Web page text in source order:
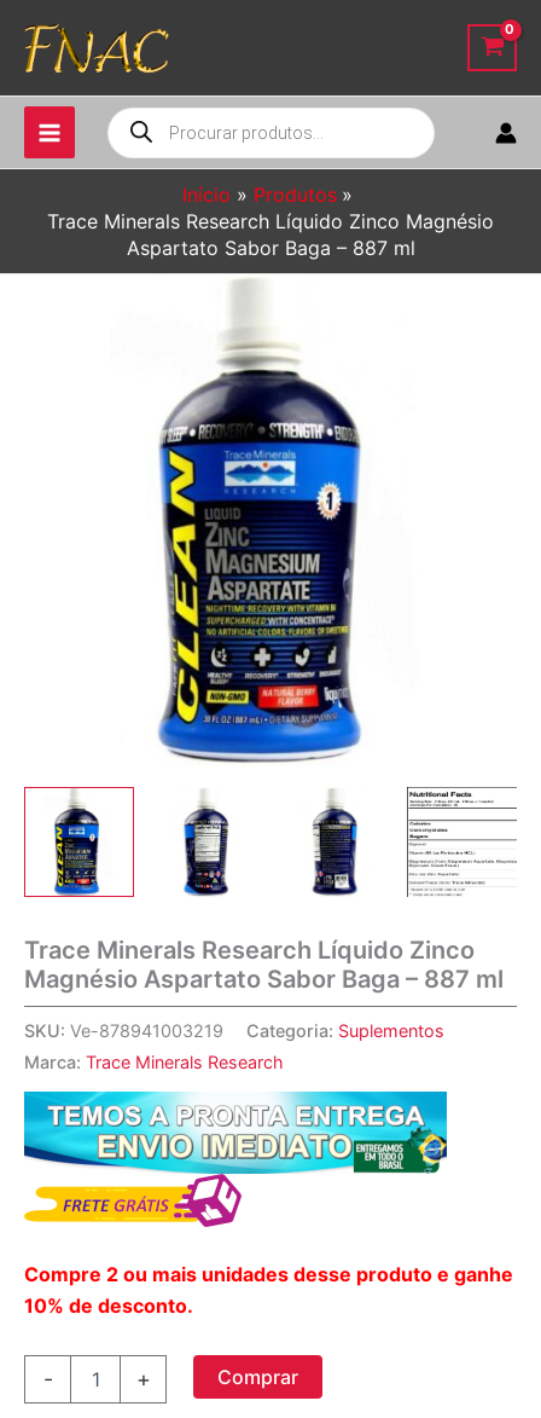
para
conteúdo
Pesquisar
produtos
Início
Produtos
Trace Minerals Research Líquido Zinco Magnésio
Aspartato Sabor Baga – 887 ml
Trace Minerals Research Líquido Zinco
Magnésio Aspartato Sabor Baga – 887 ml
SKU: Ve-878941003219 Categoria: Suplementos
Marca: Trace Minerals Research
Compre 2 ou mais unidades desse produto e ganhe
10% de desconto.
- + Comprar